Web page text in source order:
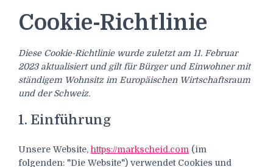
Cookie-Richtlinie
Diese Cookie-Richtlinie wurde zuletzt am 11. Februar
2023 aktualisiert und gilt für Bürger und Einwohner mit
ständigem Wohnsitz im Europäischen Wirtschaftsraum
und der Schweiz.
1. Einführung
Unsere Website, https://markscheid.com (im
folgenden: "Die Website") verwendet Cookies und